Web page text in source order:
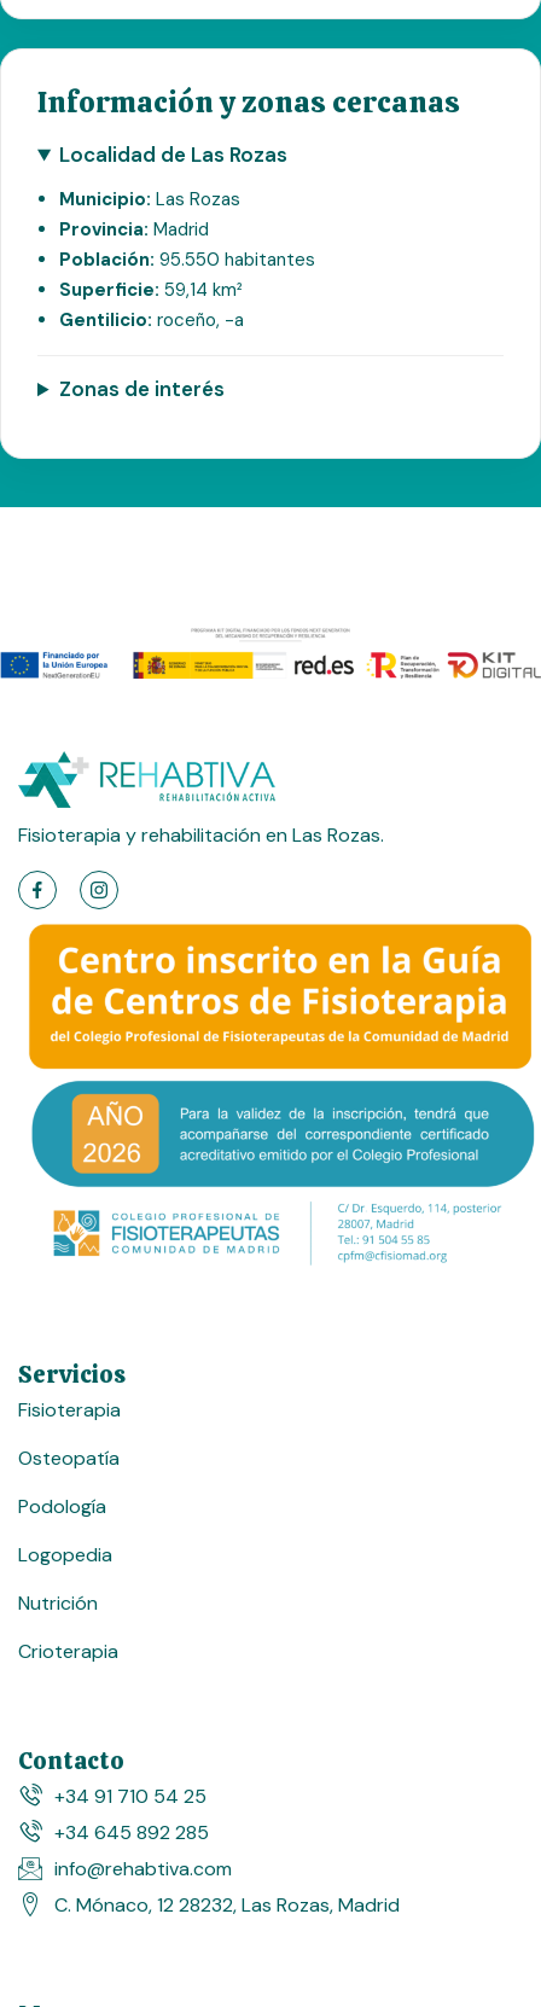
Información y zonas cercanas
Localidad de Las Rozas
Municipio: Las Rozas
Provincia: Madrid
Población: 95.550 habitantes
Superficie: 59,14 km²
Gentilicio: roceño, -a
Zonas de interés
Fisioterapia y rehabilitación en Las Rozas.
Servicios
Fisioterapia
Osteopatía
Podología
Logopedia
Nutrición
Crioterapia
Contacto
+34 91 710 54 25
+34 645 892 285
info@rehabtiva.com
C. Mónaco, 12 28232, Las Rozas, Madrid